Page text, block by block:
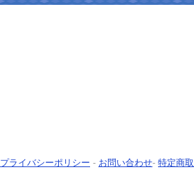
プライバシーポリシー - お問い合わせ- 特定商